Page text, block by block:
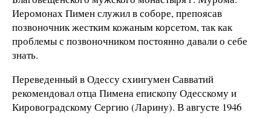
Иеромонах Пимен служил в соборе, препоясав
позвоночник жестким кожаным корсетом, так как
проблемы с позвоночником постоянно давали о себе
знать.
Переведенный в Одессу схиигумен Савватий
рекомендовал отца Пимена епископу Одесскому и
Кировоградскому Сергию (Ларину). В августе 1946